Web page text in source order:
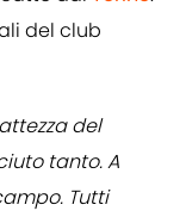
del club
del
tanto. A
Tutti